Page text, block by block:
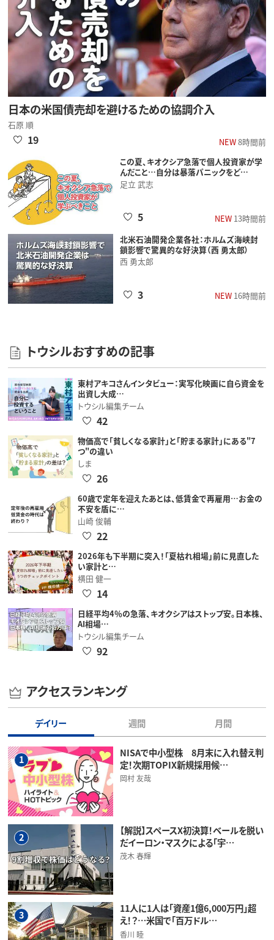
日本の米国債売却を避けるための協調介入
石原 順
NEW8時間前
19
この夏、キオクシア急落で個人投資家が学
んだこと…自分は暴落パニックをど…
足立 武志
NEW13時間前
5
北米石油開発企業各社：ホルムズ海峡封
鎖影響で驚異的な好決算（西 勇太郎）
西 勇太郎
NEW16時間前
3
トウシルおすすめの記事
東村アキコさんインタビュー：実写化映画に自ら資金を
出資し大成…
トウシル編集チーム
42
物価高で「貧しくなる家計」と「貯まる家計」にある"7
つ"の違い
しま
26
60歳で定年を迎えたあとは、低賃金で再雇用…お金の
不安を盾に…
山崎 俊輔
22
2026年も下半期に突入！「夏枯れ相場」前に見直した
い家計と…
横田 健一
14
日経平均4％の急落、キオクシアはストップ安。日本株、
AI相場…
トウシル編集チーム
92
アクセスランキング
デイリー 週間 月間
1
NISAで中小型株 8月末に入れ替え判
定！次期TOPIX新規採用候…
岡村 友哉
2
【解説】スペースX初決算！ベールを脱い
だイーロン・マスクによる「宇…
茂木 春輝
3
11人に1人は「資産1億6,000万円」超
え！？…米国で「百万ドル…
香川 睦